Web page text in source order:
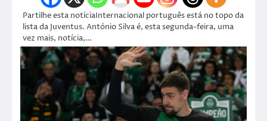
Partilhe esta notíciaInternacional português está no topo da
lista da Juventus. António Silva é, esta segunda-feira, uma
vez mais, notícia,…